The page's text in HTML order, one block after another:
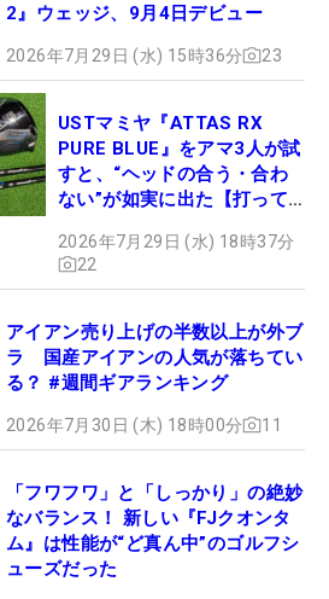
2』ウェッジ、9月4日デビュー
2026年7月29日 (水) 15時36分 23
USTマミヤ『ATTAS RX
PURE BLUE』をアマ3人が試
すと、“ヘッドの合う・合わ
ない”が如実に出た【打って
2026年7月29日 (水) 18時37分
22
アイアン売り上げの半数以上が外ブ
ラ 国産アイアンの人気が落ちてい
る？ #週間ギアランキング
2026年7月30日 (木) 18時00分 11
「フワフワ」と「しっかり」の絶妙
なバランス！ 新しい『FJクオンタ
ム』は性能が“ど真ん中”のゴルフシ
ューズだった